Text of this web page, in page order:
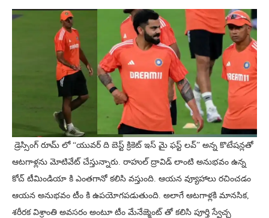
డ్రెస్సింగ్ రూమ్ లో “యువర్ ది బెస్ట్ క్రికెట్ ఇస్ మై ఫస్ట్ లవ్” అన్న కొటేషన్లతో
ఆటగాళ్లను మోటివేట్ చేస్తున్నారు. రాహుల్ ద్రావిడ్ లాంటి అనుభవం ఉన్న
కోచ్ టీమిండియా కి ఎంతగానో కలిసి వస్తుంది. ఆయన వ్యూహాలు రచించడం
ఆయన అనుభవం టీం కి ఉపయోగపడుతుంది. అలాగే ఆటగాళ్లకి మానసిక,
శరీరక విశ్రాంతి అవసరం అంటూ టీం మేనేజ్మెంట్ తో కలిసి పూర్తి స్వేచ్చ